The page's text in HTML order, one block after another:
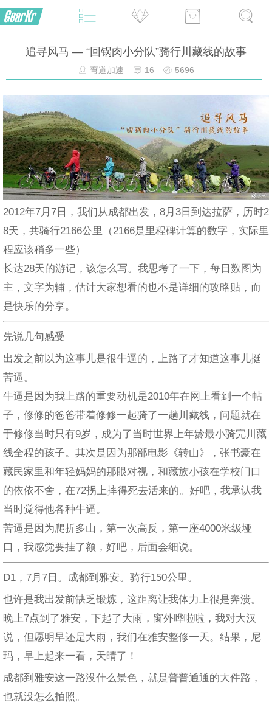
追寻风马 — “回锅肉小分队”骑行川藏线的故事
弯道加速 16 5696
2012年7月7日，我们从成都出发，8月3日到达拉萨，历时2
8天，共骑行2166公里（2166是里程碑计算的数字，实际里
程应该稍多一些）
长达28天的游记，该怎么写。我思考了一下，每日数图为
主，文字为辅，估计大家想看的也不是详细的攻略贴，而
是快乐的分享。
先说几句感受
出发之前以为这事儿是很牛逼的，上路了才知道这事儿挺
苦逼。
牛逼是因为我上路的重要动机是2010年在网上看到一个帖
子，修修的爸爸带着修修一起骑了一趟川藏线，问题就在
于修修当时只有9岁，成为了当时世界上年龄最小骑完川藏
线全程的孩子。其次是因为那部电影《转山》，张书豪在
藏民家里和年轻妈妈的那眼对视，和藏族小孩在学校门口
的依依不舍，在72拐上摔得死去活来的。好吧，我承认我
当时觉得他各种牛逼。
苦逼是因为爬折多山，第一次高反，第一座4000米级垭
口，我感觉要挂了额，好吧，后面会细说。
D1，7月7日。成都到雅安。骑行150公里。
也许是我出发前缺乏锻炼，这距离让我体力上很是奔溃。
晚上7点到了雅安，下起了大雨，窗外哗啦啦，我对大汉
说，但愿明早还是大雨，我们在雅安整修一天。结果，尼
玛，早上起来一看，天晴了！
成都到雅安这一路没什么景色，就是普普通通的大件路，
也就没怎么拍照。